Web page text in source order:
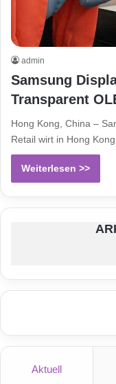
admin
Samsung
Transparent
Hong Kong, China –
Retail wirt in Hong
Weiterlesen >>
Aktuell